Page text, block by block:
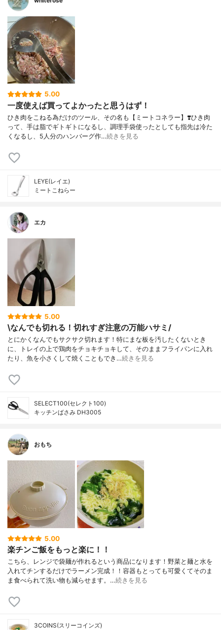
5.00
一度使えば買ってよかったと思うはず！
ひき肉をこねる為だけのツール、その名も【ミートコネラー】❣️ひき肉
って、手は脂でギトギトになるし、調理手袋使ったとしても指先は冷た
くなるし、5人分のハンバーグ作…続きを見る
LEYE(レイエ)
ミートこねらー
エカ
5.00
\なんでも切れる！切れすぎ注意の万能ハサミ/
とにかくなんでもサクサク切れます！特にまな板を汚したくないとき
に、トレイの上で鶏肉をチョキチョキして、そのままフライパンに入れ
たり、魚を小さくして焼くこともでき…続きを見る
SELECT100(セレクト100)
キッチンばさみ DH3005
おもち
5.00
楽チンご飯をもっと楽に！！
こちら、レンジで袋麺が作れるという商品になります！野菜と麺と水を
入れてチンするだけでラーメン完成！！容器もとっても可愛くてそのま
ま食べられて洗い物も減らせます。…続きを見る
3COINS(スリーコインズ)